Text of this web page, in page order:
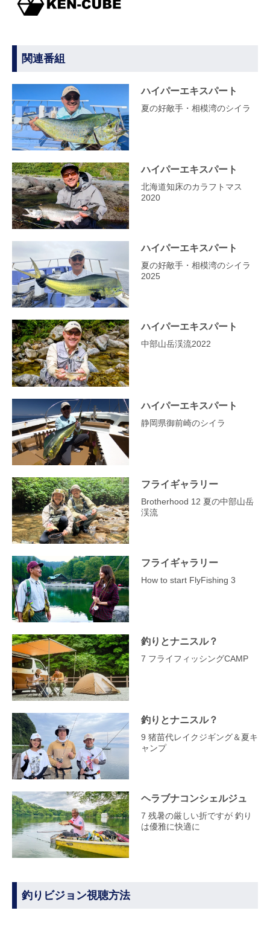
関連番組
ハイパーエキスパート
夏の好敵手・相模湾のシイラ
ハイパーエキスパート
北海道知床のカラフトマス
2020
ハイパーエキスパート
夏の好敵手・相模湾のシイラ
2025
ハイパーエキスパート
中部山岳渓流2022
ハイパーエキスパート
静岡県御前崎のシイラ
フライギャラリー
Brotherhood 12 夏の中部山岳
渓流
フライギャラリー
How to start FlyFishing 3
釣りとナニスル？
7 フライフィッシングCAMP
釣りとナニスル？
9 猪苗代レイクジギング＆夏キ
ャンプ
ヘラブナコンシェルジュ
7 残暑の厳しい折ですが 釣り
は優雅に快適に
釣りビジョン視聴方法